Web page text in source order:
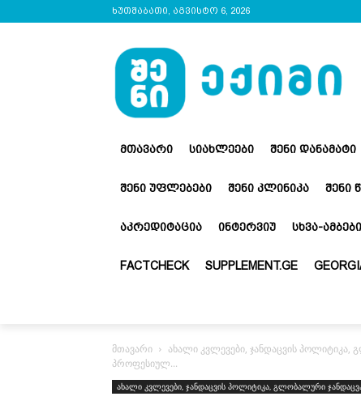
ხუთშაბათი, აგვისტო 6, 2026
ᲛᲗᲐᲕᲐᲠᲘ ᲡᲘᲐᲮᲚᲔᲔᲑᲘ ᲨᲔᲜᲘ ᲓᲐᲜᲐᲛᲐᲢᲘ
ᲨᲔᲜᲘ ᲣᲤᲚᲔᲑᲔᲑᲘ ᲨᲔᲜᲘ ᲙᲚᲘᲜᲘᲙᲐ ᲨᲔᲜᲘ
ᲐᲙᲠᲔᲓᲘᲢᲐᲪᲘᲐ ᲘᲜᲢᲔᲠᲕᲘᲣ ᲡᲮᲕᲐ-ᲐᲛᲑᲔᲑᲘ
FACTCHECK SUPPLEMENT.GE
მთავარი ახალი კვლევები, ჯანდაცვის პოლიტიკა,
პროფესიულ...
ახალი კვლევები, ჯანდაცვის პოლიტიკა, გლობალური